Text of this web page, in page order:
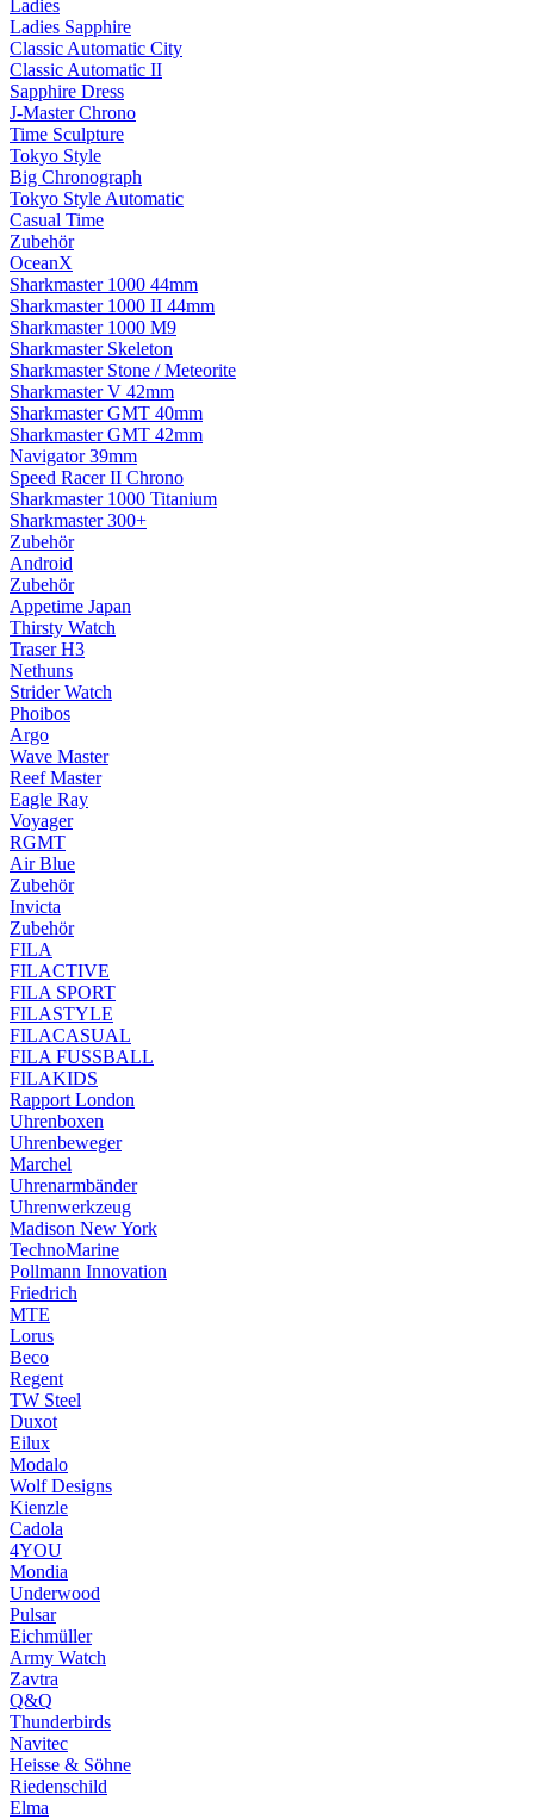
Ladies
Ladies Sapphire
Classic Automatic City
Classic Automatic II
Sapphire Dress
J-Master Chrono
Time Sculpture
Tokyo Style
Big Chronograph
Tokyo Style Automatic
Casual Time
Zubehör
OceanX
Sharkmaster 1000 44mm
Sharkmaster 1000 II 44mm
Sharkmaster 1000 M9
Sharkmaster Skeleton
Sharkmaster Stone / Meteorite
Sharkmaster V 42mm
Sharkmaster GMT 40mm
Sharkmaster GMT 42mm
Navigator 39mm
Speed Racer II Chrono
Sharkmaster 1000 Titanium
Sharkmaster 300+
Zubehör
Android
Zubehör
Appetime Japan
Thirsty Watch
Traser H3
Nethuns
Strider Watch
Phoibos
Argo
Wave Master
Reef Master
Eagle Ray
Voyager
RGMT
Air Blue
Zubehör
Invicta
Zubehör
FILA
FILACTIVE
FILA SPORT
FILASTYLE
FILACASUAL
FILA FUSSBALL
FILAKIDS
Rapport London
Uhrenboxen
Uhrenbeweger
Marchel
Uhrenarmbänder
Uhrenwerkzeug
Madison New York
TechnoMarine
Pollmann Innovation
Friedrich
MTE
Lorus
Beco
Regent
TW Steel
Duxot
Eilux
Modalo
Wolf Designs
Kienzle
Cadola
4YOU
Mondia
Underwood
Pulsar
Eichmüller
Army Watch
Zavtra
Q&Q
Thunderbirds
Navitec
Heisse & Söhne
Riedenschild
Elma